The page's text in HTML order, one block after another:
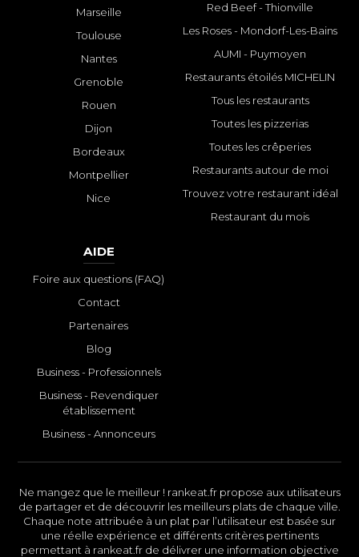
Marseille
Toulouse
Nantes
Grenoble
Rouen
Dijon
Bordeaux
Montpellier
Nice
Red Beef - Thionville
Les Roses - Mondorf-Les-Bains
AUMI - Puymoyen
Restaurants étoilés MICHELIN
Tous les restaurants
Toutes les pizzerias
Toutes les crêperies
Restaurants autour de moi
Trouvez votre restaurant idéal
Restaurant du mois
AIDE
Foire aux questions (FAQ)
Contact
Partenaires
Blog
Business - Professionnels
Business - Revendiquer
établissement
Business - Annonceurs
Ne mangez que le meilleur ! rankeat.fr propose aux utilisateurs
de partager et de découvrir les meilleurs plats de chaque ville.
Chaque note attribuée à un plat par l’utilisateur est basée sur
une réelle expérience et différents critères pertinents
permettant à rankeat.fr de délivrer une information objective